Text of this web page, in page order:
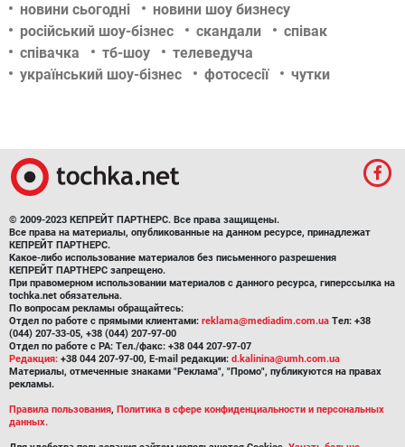
новини сьогодні
новини шоу бизнесу
російський шоу-бізнес
скандали
співак
співачка
тб-шоу
телеведуча
український шоу-бізнес
фотосесії чутки
© 2009-2023 КЕПРЕЙТ ПАРТНЕРС. Все права защищены.
Все права на материалы, опубликованные на данном ресурсе, принадлежат
КЕПРЕЙТ ПАРТНЕРС.
Какое-либо использование материалов без письменного разрешения
КЕПРЕЙТ ПАРТНЕРС запрещено.
При правомерном использовании материалов с данного ресурса, гиперссылка на
tochka.net обязательна.
По вопросам рекламы обращайтесь:
Отдел по работе с прямыми клиентами: reklama@mediadim.com.ua Тел: +38
(044) 207-33-05, +38 (044) 207-97-00
Отдел по работе с РА: Тел./факс: +38 044 207-97-07
Редакция: +38 044 207-97-00, E-mail редакции: d.kalinina@umh.com.ua
Материалы, отмеченные знаками "Реклама", "Промо", публикуются на правах
рекламы.
Правила пользования, Политика в сфере конфиденциальности и персональных
данных.